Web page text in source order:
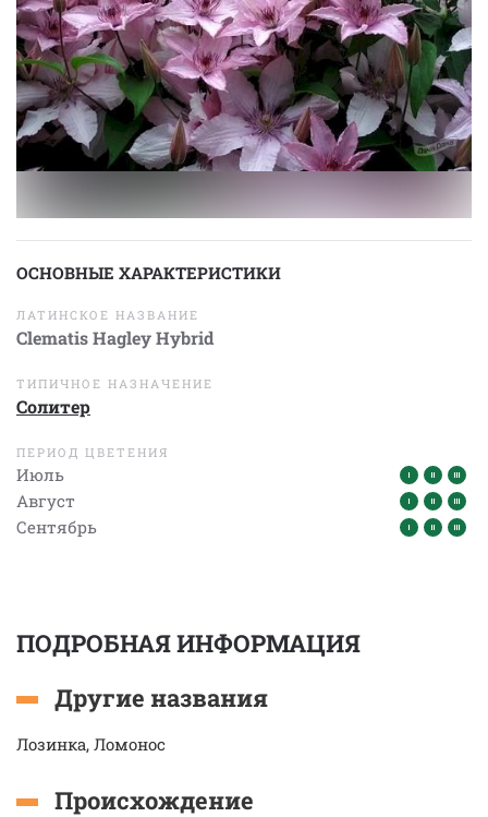
ОСНОВНЫЕ ХАРАКТЕРИСТИКИ
ЛАТИНСКОЕ НАЗВАНИЕ
Clematis Hagley Hybrid
ТИПИЧНОЕ НАЗНАЧЕНИЕ
Солитер
ПЕРИОД ЦВЕТЕНИЯ
Июль
Август
Сентябрь
ПОДРОБНАЯ ИНФОРМАЦИЯ
Другие названия
Лозинка, Ломонос
Происхождение